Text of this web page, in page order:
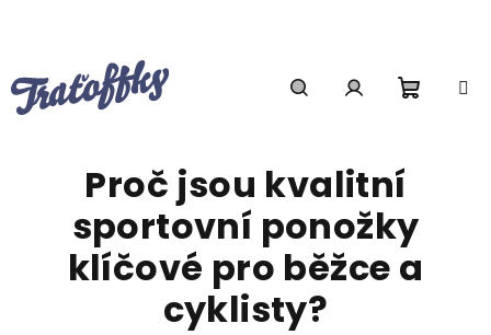
Proč jsou kvalitní
sportovní ponožky
klíčové pro běžce a
cyklisty?